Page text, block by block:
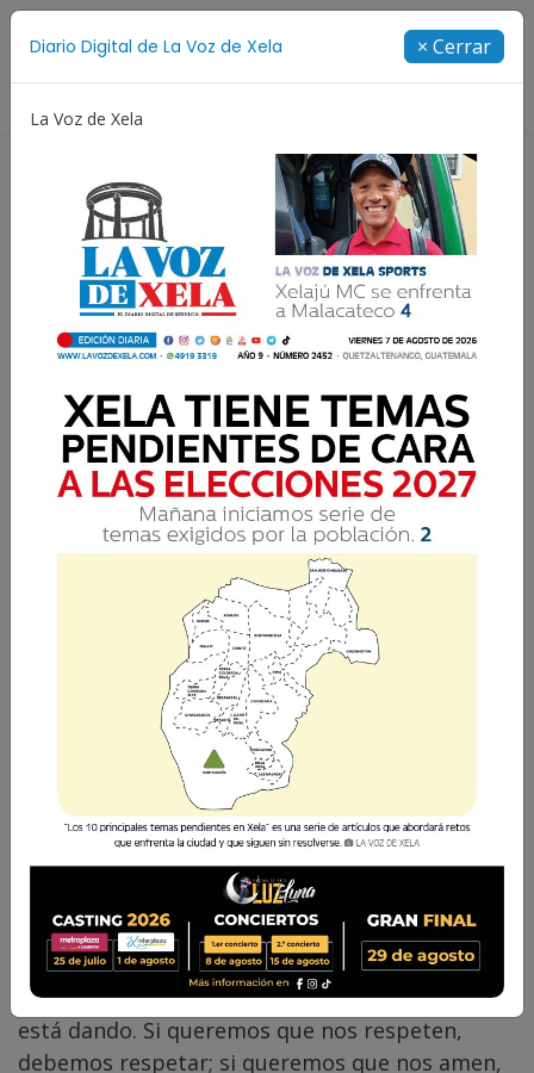
Diario Digital de La Voz de Xela × Cerrar
La Voz de Xela
Entre tantos injustos, Dios
es el único justo
P. Orlando Pérez 9 Agosto 2025 08:00
A veces se nos olvida que cómo tratamos
seremos tratados. Llega el momento en la vida
en el que uno recibe lo que ha dado o lo que
está dando. Si queremos que nos respeten,
debemos respetar; si queremos que nos amen,